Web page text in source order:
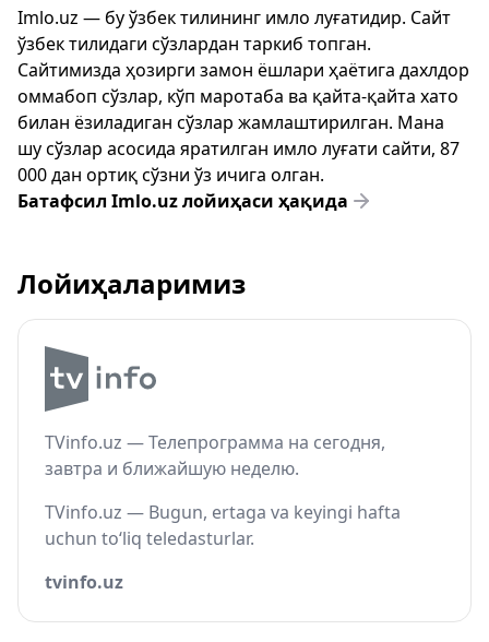
Imlo.uz — бу ўзбек тилининг имло луғатидир. Сайт
ўзбек тилидаги сўзлардан таркиб топган.
Сайтимизда ҳозирги замон ёшлари ҳаётига дахлдор
оммабоп сўзлар, кўп маротаба ва қайта-қайта хато
билан ёзиладиган сўзлар жамлаштирилган. Мана
шу сўзлар асосида яратилган имло луғати сайти, 87
000 дан ортиқ сўзни ўз ичига олган.
Батафсил Imlo.uz лойиҳаси ҳақида
Лойиҳаларимиз
TVinfo.uz — Телепрограмма на сегодня,
завтра и ближайшую неделю.
TVinfo.uz — Bugun, ertaga va keyingi hafta
uchun to‘liq teledasturlar.
tvinfo.uz